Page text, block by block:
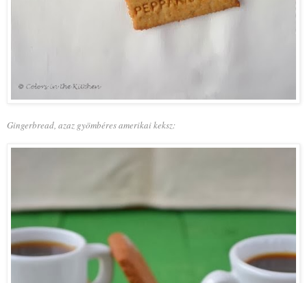
Gingerbread, azaz gyömbéres amerikai keksz: